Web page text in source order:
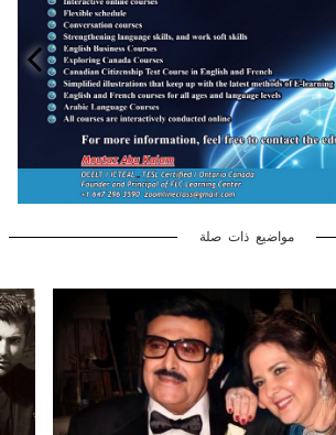
مواضيع ذات صلة